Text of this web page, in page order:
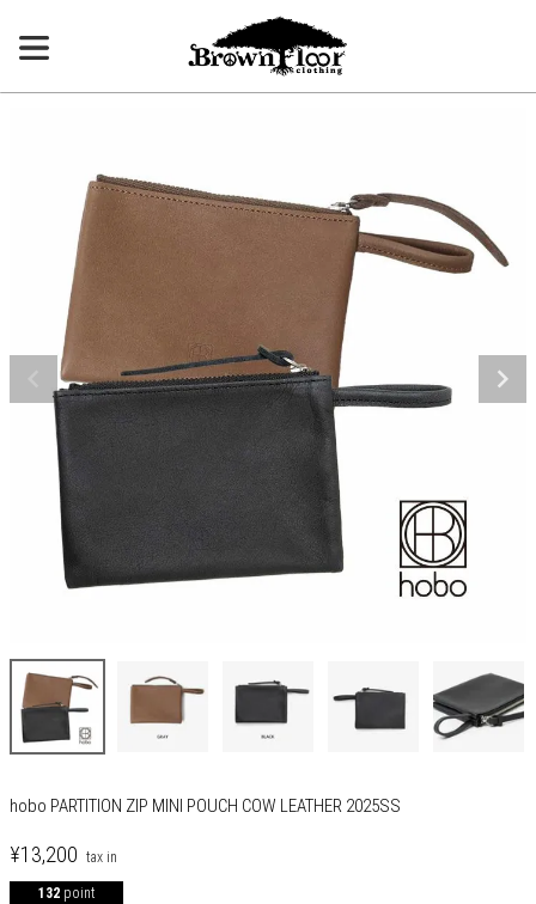
hobo PARTITION ZIP MINI POUCH COW LEATHER 2025SS
¥13,200
132 point